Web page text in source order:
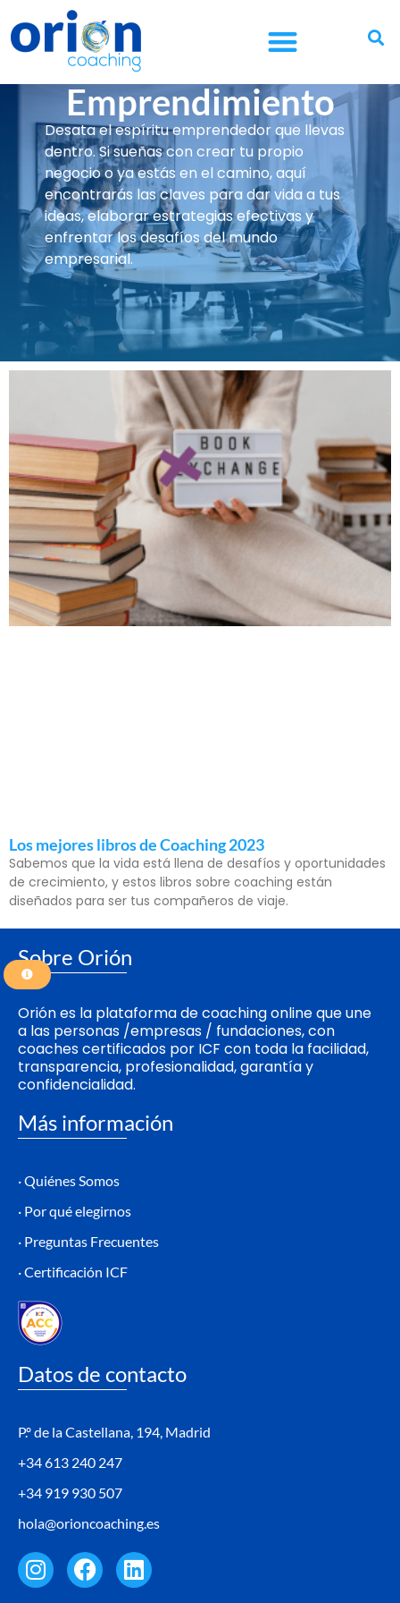
Emprendimiento
Desata el espíritu emprendedor que llevas
dentro. Si sueñas con crear tu propio
negocio o ya estás en el camino, aquí
encontrarás las claves para dar vida a tus
ideas, elaborar estrategias efectivas y
enfrentar los desafíos del mundo
empresarial.
Los mejores libros de Coaching 2023
Sabemos que la vida está llena de desafíos y oportunidades
de crecimiento, y estos libros sobre coaching están
diseñados para ser tus compañeros de viaje.
Sobre Orión
Orión es la plataforma de coaching online que une
a las personas /empresas / fundaciones, con
coaches certificados por ICF con toda la facilidad,
transparencia, profesionalidad, garantía y
confidencialidad.
Más información
· Quiénes Somos
· Por qué elegirnos
· Preguntas Frecuentes
· Certificación ICF
Datos de contacto
P.º de la Castellana, 194, Madrid
+34 613 240 247
+34 919 930 507
hola@orioncoaching.es